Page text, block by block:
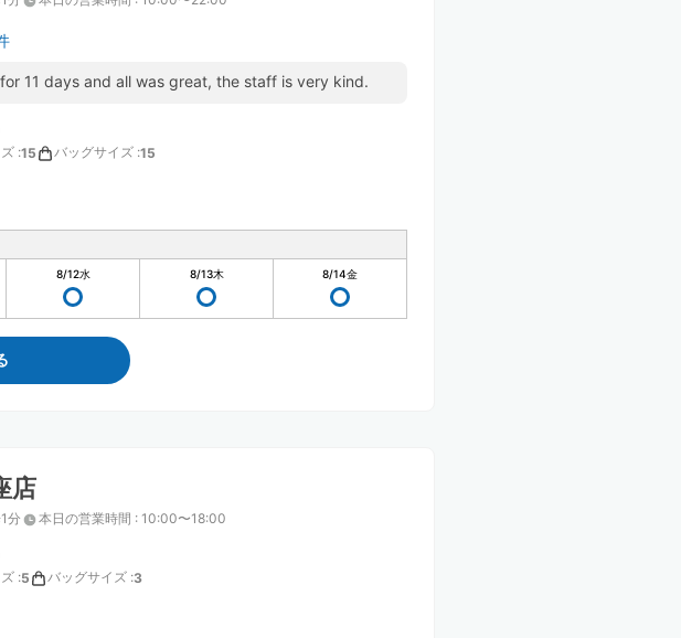
11 days and all was great, the staff is very kind.
:15 バッグサイズ :15
8/12水 8/13木 8/14金
店
分 本日の営業時間 : 10:00〜18:00
:5 バッグサイズ :3